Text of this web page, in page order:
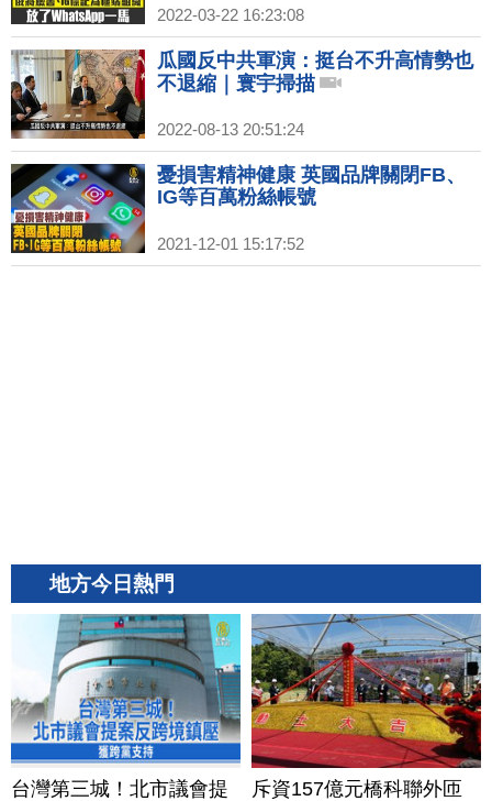
2022-03-22 16:23:08
瓜國反中共軍演：挺台不升高情勢也
不退縮｜寰宇掃描
2022-08-13 20:51:24
憂損害精神健康 英國品牌關閉FB、
IG等百萬粉絲帳號
2021-12-01 15:17:52
地方今日熱門
台灣第三城！北市議會提
斥資157億元橋科聯外匝